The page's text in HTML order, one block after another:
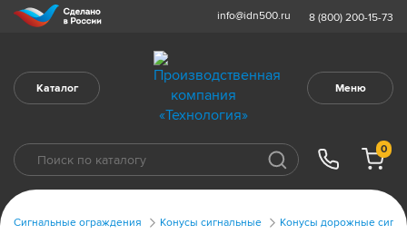
info@idn500.ru 8 (800) 200-15-73
Каталог Меню
0
Сигнальные ограждения Конусы сигнальные Конусы дорожные